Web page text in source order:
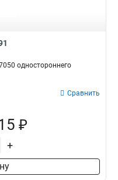
одностороннего
Сравнить
₽
+